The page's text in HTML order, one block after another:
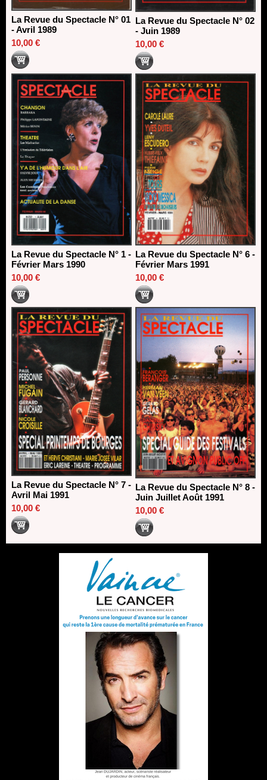
La Revue du Spectacle N° 01
- Avril 1989
10,00 €
La Revue du Spectacle N° 02
- Juin 1989
10,00 €
La Revue du Spectacle N° 1 -
Février Mars 1990
10,00 €
La Revue du Spectacle N° 6 -
Février Mars 1991
10,00 €
La Revue du Spectacle N° 7 -
Avril Mai 1991
10,00 €
La Revue du Spectacle N° 8 -
Juin Juillet Août 1991
10,00 €